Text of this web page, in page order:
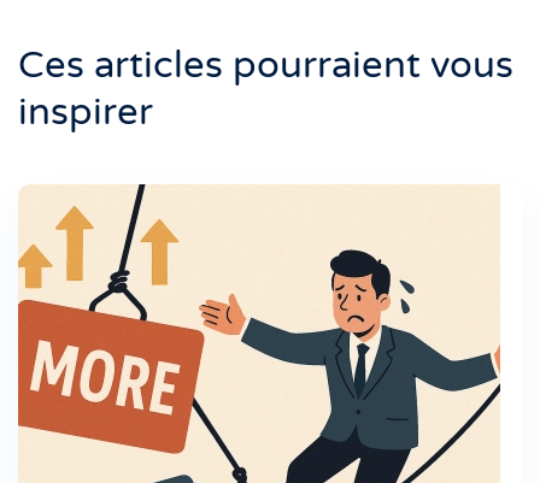
Ces articles pourraient vous
inspirer